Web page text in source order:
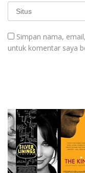
Simpan nama,
untuk komentar saya